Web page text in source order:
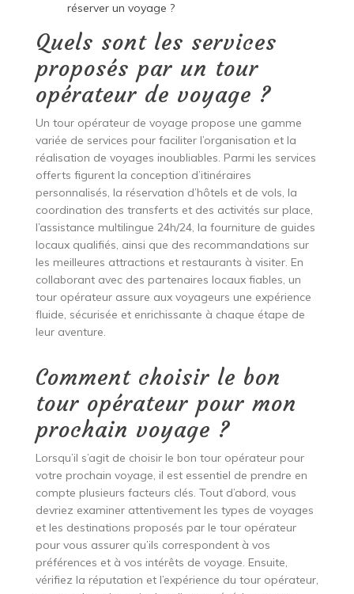
réserver un voyage ?
Quels sont les services
proposés par un tour
opérateur de voyage ?
Un tour opérateur de voyage propose une gamme
variée de services pour faciliter l’organisation et la
réalisation de voyages inoubliables. Parmi les services
offerts figurent la conception d’itinéraires
personnalisés, la réservation d’hôtels et de vols, la
coordination des transferts et des activités sur place,
l’assistance multilingue 24h/24, la fourniture de guides
locaux qualifiés, ainsi que des recommandations sur
les meilleures attractions et restaurants à visiter. En
collaborant avec des partenaires locaux fiables, un
tour opérateur assure aux voyageurs une expérience
fluide, sécurisée et enrichissante à chaque étape de
leur aventure.
Comment choisir le bon
tour opérateur pour mon
prochain voyage ?
Lorsqu’il s’agit de choisir le bon tour opérateur pour
votre prochain voyage, il est essentiel de prendre en
compte plusieurs facteurs clés. Tout d’abord, vous
devriez examiner attentivement les types de voyages
et les destinations proposés par le tour opérateur
pour vous assurer qu’ils correspondent à vos
préférences et à vos intérêts de voyage. Ensuite,
vérifiez la réputation et l’expérience du tour opérateur,